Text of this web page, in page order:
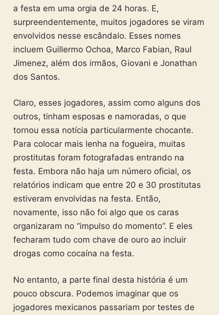
a festa em uma orgia de 24 horas. E,
surpreendentemente, muitos jogadores se viram
envolvidos nesse escândalo. Esses nomes
incluem Guillermo Ochoa, Marco Fabian, Raul
Jimenez, além dos irmãos, Giovani e Jonathan
dos Santos.
Claro, esses jogadores, assim como alguns dos
outros, tinham esposas e namoradas, o que
tornou essa notícia particularmente chocante.
Para colocar mais lenha na fogueira, muitas
prostitutas foram fotografadas entrando na
festa. Embora não haja um número oficial, os
relatórios indicam que entre 20 e 30 prostitutas
estiveram envolvidas na festa. Então,
novamente, isso não foi algo que os caras
organizaram no “impulso do momento”. E eles
fecharam tudo com chave de ouro ao incluir
drogas como cocaína na festa.
No entanto, a parte final desta história é um
pouco obscura. Podemos imaginar que os
jogadores mexicanos passariam por testes de